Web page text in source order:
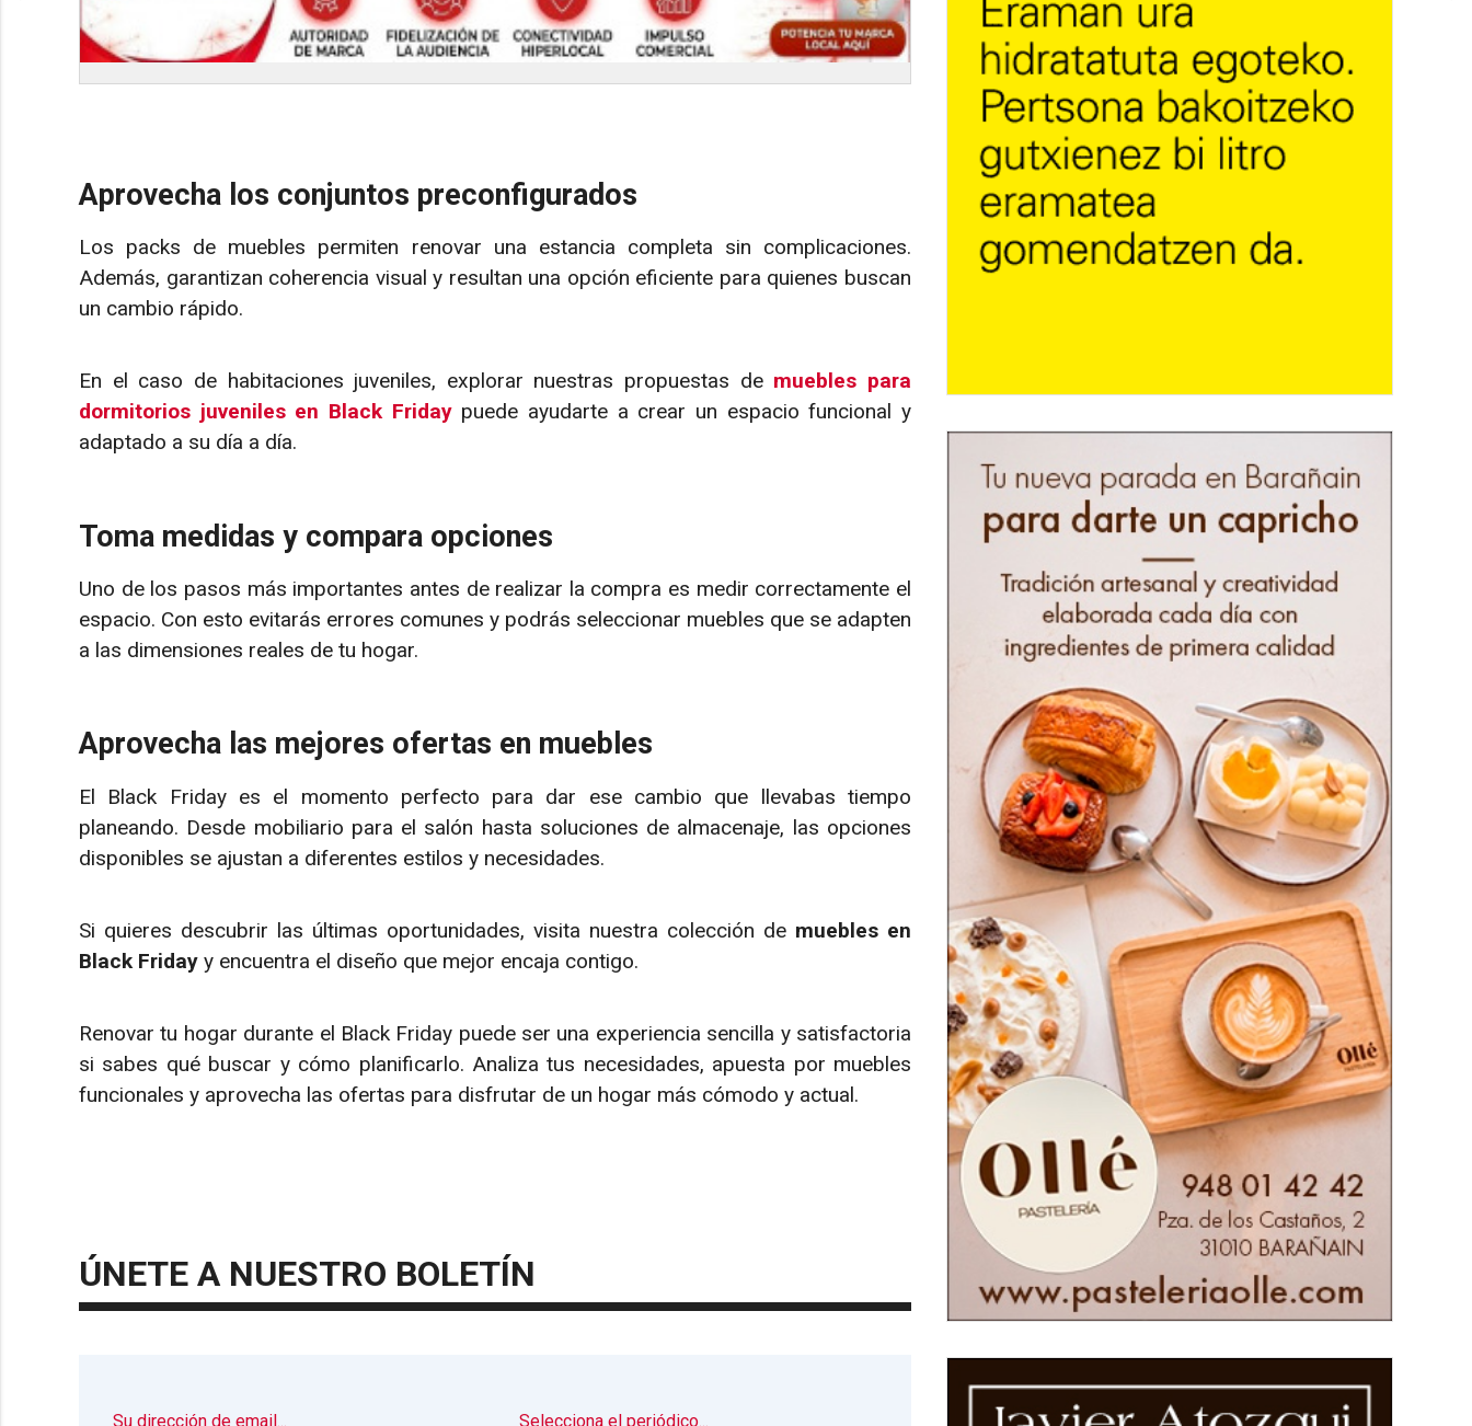
Aprovecha los conjuntos preconfigurados
Los packs de muebles permiten renovar una estancia completa sin complicaciones.
Además, garantizan coherencia visual y resultan una opción eficiente para quienes buscan
un cambio rápido.
En el caso de habitaciones juveniles, explorar nuestras propuestas de muebles para
dormitorios juveniles en Black Fridaypuede ayudarte a crear un espacio funcional y
adaptado a su día a día.
Toma medidas y compara opciones
Uno de los pasos más importantes antes de realizar la compra es medir correctamente el
espacio. Con esto evitarás errores comunes y podrás seleccionar muebles que se adapten
a las dimensiones reales de tu hogar.
Aprovecha las mejores ofertas en muebles
El Black Friday es el momento perfecto para dar ese cambio que llevabas tiempo
planeando. Desde mobiliario para el salón hasta soluciones de almacenaje, las opciones
disponibles se ajustan a diferentes estilos y necesidades.
Si quieres descubrir las últimas oportunidades, visita nuestra colección de muebles en
Black Friday y encuentra el diseño que mejor encaja contigo.
Renovar tu hogar durante el Black Friday puede ser una experiencia sencilla y satisfactoria
si sabes qué buscar y cómo planificarlo. Analiza tus necesidades, apuesta por muebles
funcionales y aprovecha las ofertas para disfrutar de un hogar más cómodo y actual.
ÚNETE A NUESTRO BOLETÍN